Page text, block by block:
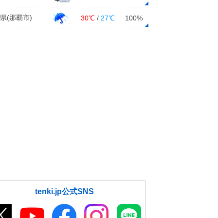
(那覇市) 30℃ / 27℃ 100%
tenki.jp公式SNS